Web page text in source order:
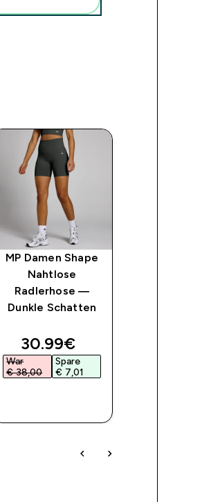
MP Damen Shape
Nahtlose
Radlerhose —
Dunkle Schatten
discounted price
30.99€‎
War
€ 38,00‎
Spare
€ 7,01‎